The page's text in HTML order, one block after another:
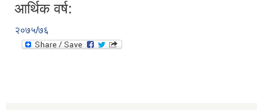
आर्थिक वर्ष:
२०७५/७६